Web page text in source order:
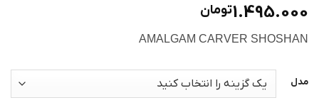
1.495.000تومان
AMALGAM CARVER SHOSHAN
مدل